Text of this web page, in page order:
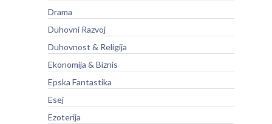
Drama
Duhovni Razvoj
Duhovnost & Religija
Ekonomija & Biznis
Epska Fantastika
Esej
Ezoterija